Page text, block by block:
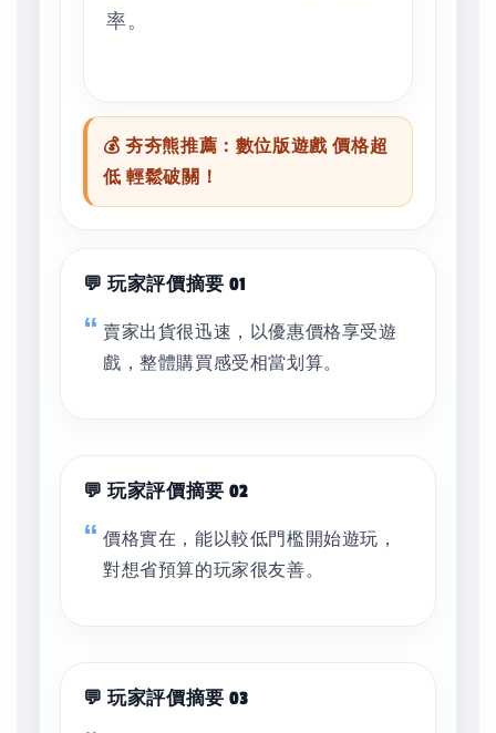
率。
💰 夯夯熊推薦：數位版遊戲 價格超
低 輕鬆破關！
💬 玩家評價摘要 01
賣家出貨很迅速，以優惠價格享受遊
戲，整體購買感受相當划算。
💬 玩家評價摘要 02
價格實在，能以較低門檻開始遊玩，
對想省預算的玩家很友善。
💬 玩家評價摘要 03